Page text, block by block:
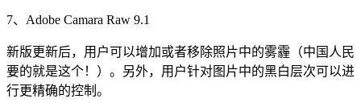
7、Adobe Camara Raw 9.1
新版更新后，用户可以增加或者移除照片中的雾霾（中国人民
要的就是这个！）。另外，用户针对图片中的黑白层次可以进
行更精确的控制。